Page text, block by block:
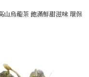
山烏龍茶 飽滿鮮甜滋味 環保